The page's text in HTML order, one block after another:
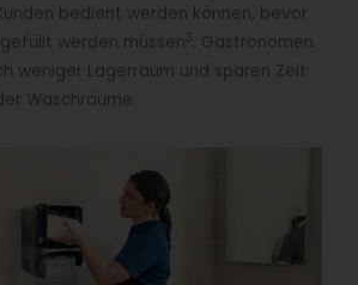
bedient werden können, bevor
werden müssen 3 . Gastronomen
weniger Lagerraum und sparen Zeit
Waschräume.